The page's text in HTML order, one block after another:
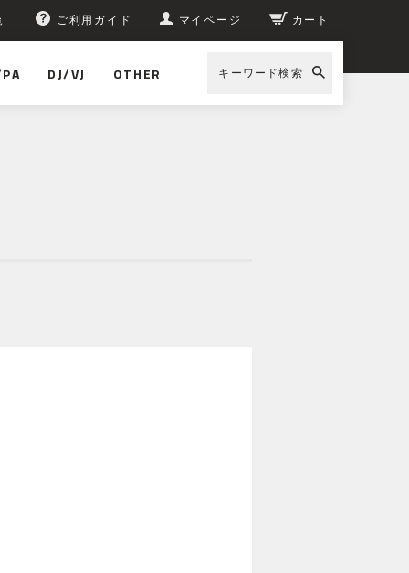
ご利用ガイド マイページ カート
DJ/VJ OTHER キーワード検索